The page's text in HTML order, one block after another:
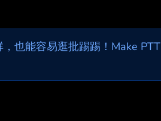
也能容易逛批踢踢！Make PTT